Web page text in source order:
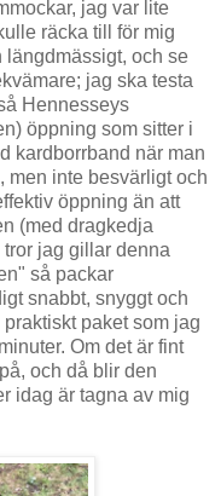
jag var lite
räcka till för mig
längdmässigt, och se
jag ska testa
Hennesseys
öppning som sitter i
kardborrband när man
men inte besvärligt och
öppning än att
(med dragkedja
jag gillar denna
så packar
snabbt, snyggt och
paket som jag
Om det är fint
och då blir den
idag är tagna av mig